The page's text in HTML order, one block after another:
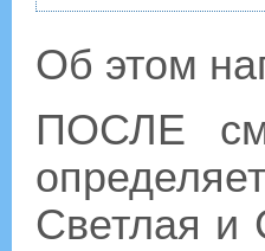
Об этом
ПОСЛЕ
Светлая и